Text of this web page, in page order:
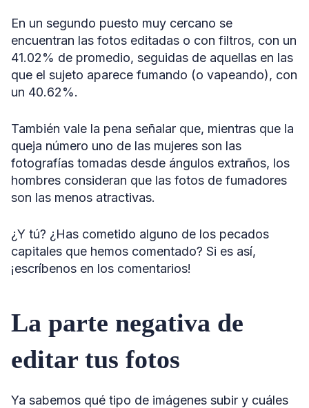
En un segundo puesto muy cercano se
encuentran las fotos editadas o con filtros, con un
41.02% de promedio, seguidas de aquellas en las
que el sujeto aparece fumando (o vapeando), con
un 40.62%.
También vale la pena señalar que, mientras que la
queja número uno de las mujeres son las
fotografías tomadas desde ángulos extraños, los
hombres consideran que las fotos de fumadores
son las menos atractivas.
¿Y tú? ¿Has cometido alguno de los pecados
capitales que hemos comentado? Si es así,
¡escríbenos en los comentarios!
La parte negativa de
editar tus fotos
Ya sabemos qué tipo de imágenes subir y cuáles